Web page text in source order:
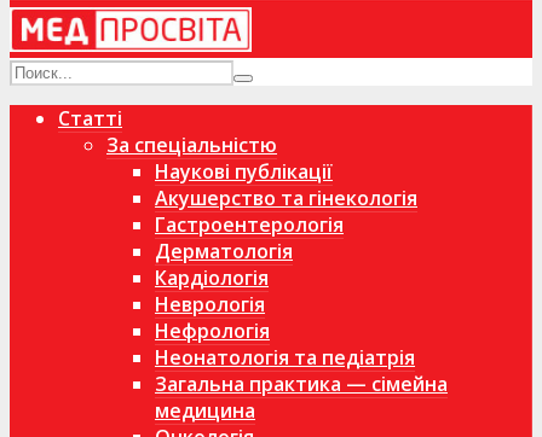
Статті
За спеціальністю
Наукові публікації
Акушерство та гінекологія
Гастроентерологія
Дерматологія
Кардіологія
Неврологія
Нефрологія
Неонатологія та педіатрія
Загальна практика — сімейна
медицина